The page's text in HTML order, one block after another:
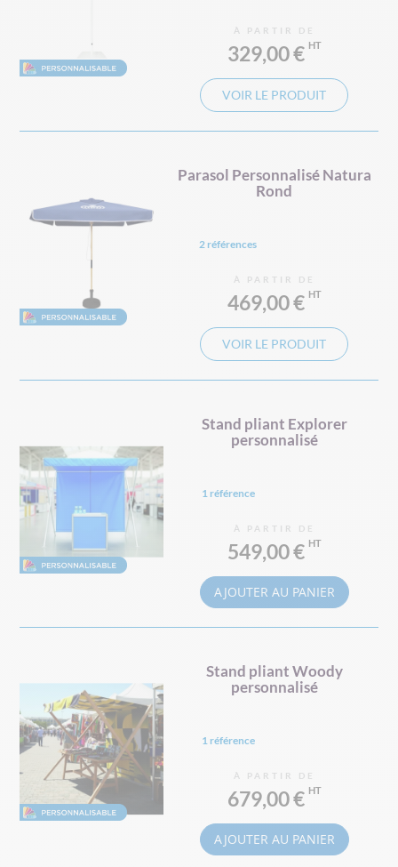
À PARTIR DE
329,00 €
VOIR LE PRODUIT
Parasol Personnalisé Natura
Rond
2 références
À PARTIR DE
469,00 €
VOIR LE PRODUIT
Stand pliant Explorer
personnalisé
1 référence
À PARTIR DE
549,00 €
AJOUTER AU PANIER
Stand pliant Woody
personnalisé
1 référence
À PARTIR DE
679,00 €
AJOUTER AU PANIER